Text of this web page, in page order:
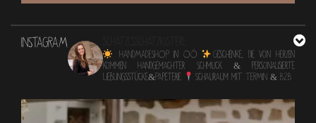
INSTAGRAM
HANDMADESHOP in OÖ
Geschenke, die von Herzen
kommen Handgemachter Schmuck & personalisierte
Lieblingsstücke&Papeterie
Schauraum mit TERMIN & B2B